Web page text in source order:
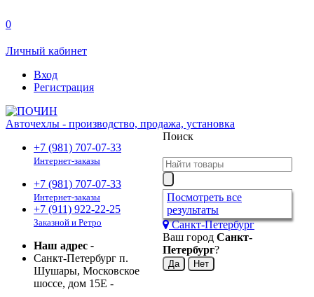
0
Личный кабинет
Вход
Регистрация
Авточехлы - производство, продажа, установка
+7 (981) 707-07-33
Интернет-заказы
+7 (981) 707-07-33
Интернет-заказы
+7 (911) 922-22-25
Заказной и Ретро
Наш адрес -
Санкт-Петербург п.
Шушары, Московское
шоссе, дом 15Е -
Поиск
Посмотреть все
результаты
Санкт-Петербург
Ваш город Санкт-
Петербург?